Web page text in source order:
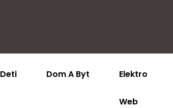
Deti Dom A Byt Elektro
Web